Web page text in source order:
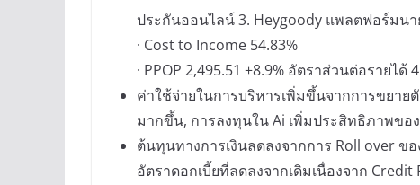
ประกันออนไลน์ 3. Heygoody แพลตฟอร์มน
· Cost to Income 54.83%
· PPOP 2,495.51 +8.9% อัตราส่วนต่อรายได้
ค่าใช้จ่ายในการบริหารเพิ่มขึ้นจากการขยา
มากขึ้น, การลงทุนใน Ai เพิ่มประสิทธิภาพขอ
ต้นทุนทางการเงินลดลงจากการ Roll over ข
อัตราดอกเบี้ยที่ลดลงจากเดิมเนื่องจาก